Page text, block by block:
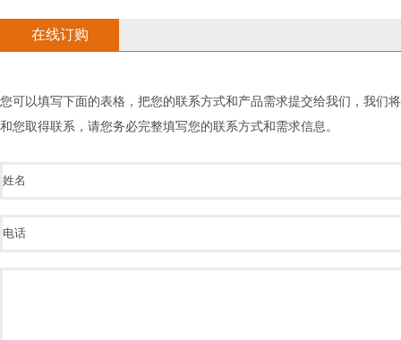
在线订购
您可以填写下面的表格，把您的联系方式和产品需求提交给我们，我们
和您取得联系，请您务必完整填写您的联系方式和需求信息。